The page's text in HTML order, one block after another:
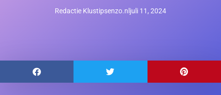
Redactie Klustipsenzo.nl juli 11, 2024